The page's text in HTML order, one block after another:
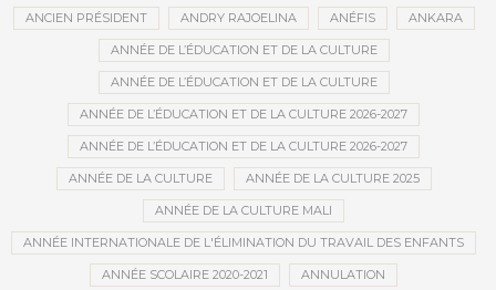
ANCIEN PRÉSIDENT ANDRY RAJOELINA ANÉFIS ANKARA
ANNÉE DE L’ÉDUCATION ET DE LA CULTURE
ANNÉE DE L’ÉDUCATION ET DE LA CULTURE
ANNÉE DE L’ÉDUCATION ET DE LA CULTURE 2026-2027
ANNÉE DE L’ÉDUCATION ET DE LA CULTURE 2026-2027
ANNÉE DE LA CULTURE ANNÉE DE LA CULTURE 2025
ANNÉE DE LA CULTURE MALI
ANNÉE INTERNATIONALE DE L'ÉLIMINATION DU TRAVAIL DES ENFANTS
ANNÉE SCOLAIRE 2020-2021 ANNULATION